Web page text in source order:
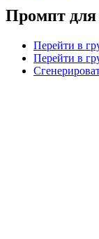
Промпт для
Перейти в
Перейти в